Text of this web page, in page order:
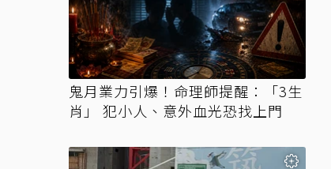
鬼月業力引爆！命理師提醒：「3生
肖」 犯小人、意外血光恐找上門